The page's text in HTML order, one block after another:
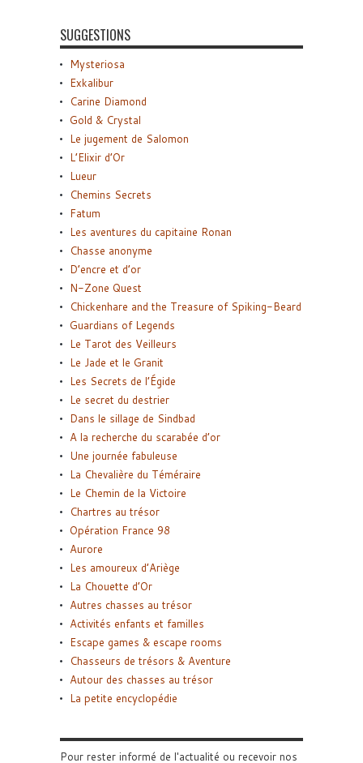
SUGGESTIONS
Mysteriosa
Exkalibur
Carine Diamond
Gold & Crystal
Le jugement de Salomon
L’Elixir d’Or
Lueur
Chemins Secrets
Fatum
Les aventures du capitaine Ronan
Chasse anonyme
D’encre et d’or
N-Zone Quest
Chickenhare and the Treasure of Spiking-Beard
Guardians of Legends
Le Tarot des Veilleurs
Le Jade et le Granit
Les Secrets de l’Égide
Le secret du destrier
Dans le sillage de Sindbad
A la recherche du scarabée d’or
Une journée fabuleuse
La Chevalière du Téméraire
Le Chemin de la Victoire
Chartres au trésor
Opération France 98
Aurore
Les amoureux d’Ariège
La Chouette d’Or
Autres chasses au trésor
Activités enfants et familles
Escape games & escape rooms
Chasseurs de trésors & Aventure
Autour des chasses au trésor
La petite encyclopédie
Pour rester informé de l'actualité ou recevoir nos